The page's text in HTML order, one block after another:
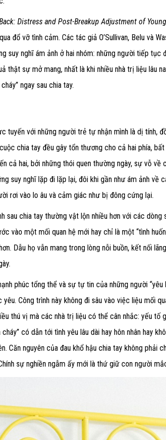
Distress and Post-Breakup Adjustment of
đổ vỡ tình cảm. Các tác giả O’Sullivan, Belu và
suy nghĩ ám ảnh ở hai nhóm: những người tiếp tục
thật sự mở mang, nhất là khi nhiều nhà trị liệu lâu
ngay sau chia tay.
tuyến với những người trẻ tự nhận mình là dị tính,
chia tay đều gây tổn thương cho cả hai phía,
cả hai, bởi những thói quen thường ngày, sự vỗ về
suy nghĩ lặp đi lặp lại, đôi khi gần như ám ảnh về
rơi vào lo âu và cảm giác như bị đông cứng lại.
sau chia tay thường vật lộn nhiều hơn với các dòng
vào một mối quan hệ mới hay chỉ là một “tình
Dẫu họ vẫn mang trong lòng nỗi buồn, kết nối
phúc tổng thể và sự tự tin của những người “yêu
Công trình này không đi sâu vào việc liệu mối
thú vị mà các nhà trị liệu có thể cân nhắc: yếu tố
có dẫn tới tình yêu lâu dài hay hôn nhân hay
Căn nguyên của đau khổ hậu chia tay không phải
sự nghiền ngẫm ấy mới là thứ giữ con người